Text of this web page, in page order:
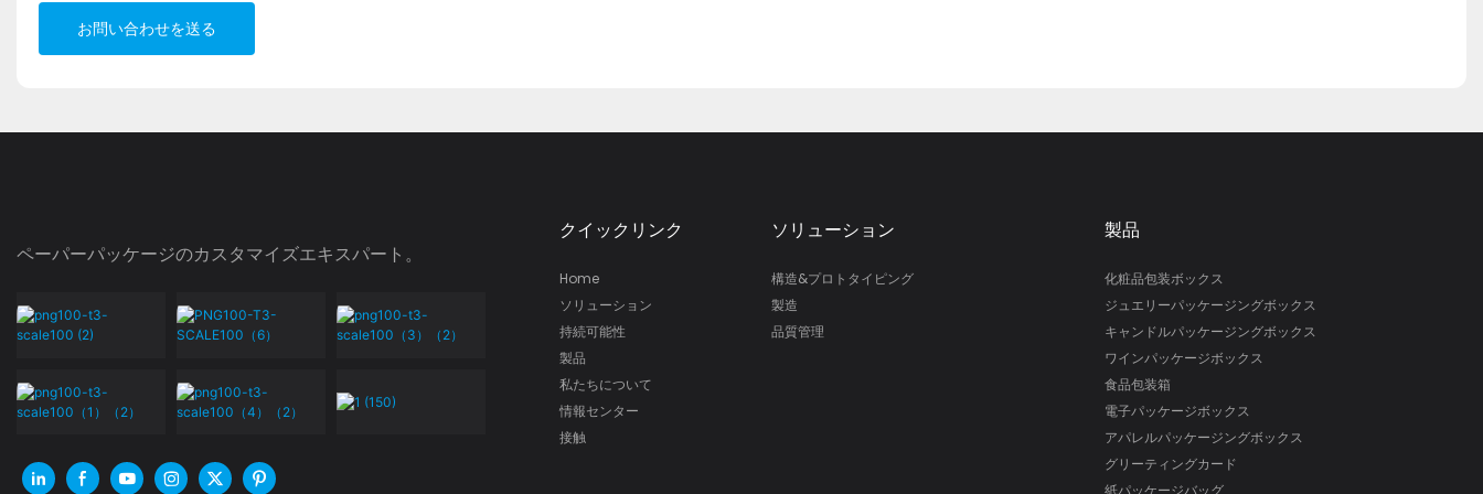
お問い合わせを送る
ペーパーパッケージのカスタマイズエキスパート。
クイックリンク
Home
ソリューション
持続可能性
製品
私たちについて
情報センター
接触
ソリューション
構造&プロトタイピング
製造
品質管理
製品
化粧品包装ボックス
ジュエリーパッケージングボックス
キャンドルパッケージングボックス
ワインパッケージボックス
食品包装箱
電子パッケージボックス
アパレルパッケージングボックス
グリーティングカード